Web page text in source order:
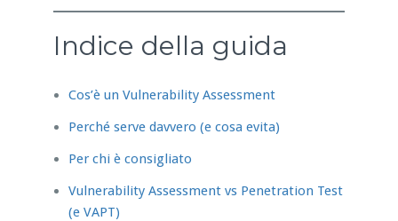
Indice della guida
Cos’è un Vulnerability Assessment
Perché serve davvero (e cosa evita)
Per chi è consigliato
Vulnerability Assessment vs Penetration Test
(e VAPT)